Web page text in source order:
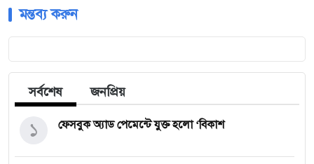
মন্তব্য করুন
সর্বশেষ জনপ্রিয়
ফেসবুক অ্যাড পেমেন্টে যুক্ত হলো ‘বিকাশ
১